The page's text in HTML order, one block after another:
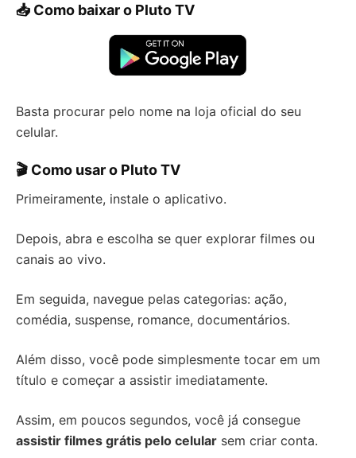
📥 Como baixar o Pluto TV
Basta procurar pelo nome na loja oficial do seu
celular.
🎬 Como usar o Pluto TV
Primeiramente, instale o aplicativo.
Depois, abra e escolha se quer explorar filmes ou
canais ao vivo.
Em seguida, navegue pelas categorias: ação,
comédia, suspense, romance, documentários.
Além disso, você pode simplesmente tocar em um
título e começar a assistir imediatamente.
Assim, em poucos segundos, você já consegue
assistir filmes grátis pelo celular sem criar conta.